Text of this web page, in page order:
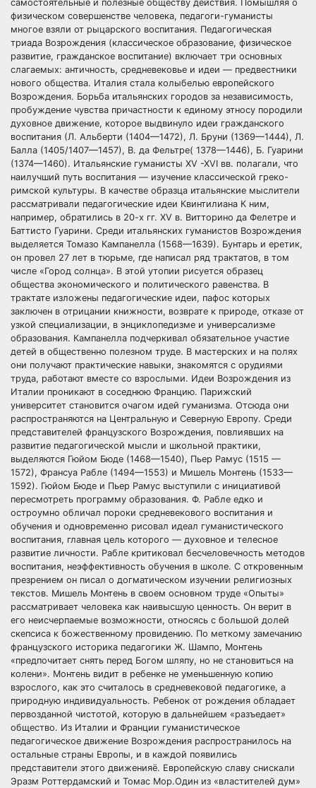
самостоятельные и полезные обществу действия. Помышляя о
физическом совершенстве человека, педагоги-гуманисты
многое взяли от рыцарского воспитания. Педагогическая
триада Возрождения (классическое образование, физическое
развитие, гражданское воспитание) включает три основных
слагаемых: античность, средневековье и идеи — предвестники
нового общества. Италия стала колыбелью европейского
Возрождения. Борьба итальянских городов за независимость,
пробуждение чувства причастности к единому этносу породили
духовное движение, которое выдвинуло идеи гражданского
воспитания (Л. Альберти (1404—1472), Л. Бруни (1369—1444), Л.
Балла (1405/1407—1457), В. да Фельтре( 1378—1446), Б. Гуарини
(1374—1460). Итальянские гуманисты XV -XVI вв. полагали, что
наилучший путь воспитания — изучение классической греко-
римской культуры. В качестве образца итальянские мыслители
рассматривали педагогические идеи Квинтилиана К ним,
например, обратились в 20-х гг. XV в. Витторино да Фелетре и
Баттисто Гуарини. Среди итальянских гуманистов Возрождения
выделяется Томазо Кампанелла (1568—1639). Бунтарь и еретик,
он провел 27 лет в тюрьме, где написал ряд трактатов, в том
числе «Город солнца». В этой утопии рисуется образец
общества экономического и политического равенства. В
трактате изложены педагогические идеи, пафос которых
заключен в отрицании книжности, возврате к природе, отказе от
узкой специализации, в энциклопедизме и универсализме
образования. Кампанелла подчеркивал обязательное участие
детей в общественно полезном труде. В мастерских и на полях
они получают практические навыки, знакомятся с орудиями
труда, работают вместе со взрослыми. Идеи Возрождения из
Италии проникают в соседнюю Францию. Парижский
университет становится очагом идей гуманизма. Отсюда они
распространяются на Центральную и Северную Европу. Среди
представителей французского Возрождения, повлиявших на
развитие педагогической мысли и школьной практики,
выделяются Гюйом Бюде (1468—1540), Пьер Рамус (1515 —
1572), Франсуа Рабле (1494—1553) и Мишель Монтень (1533—
1592). Гюйом Бюде и Пьер Рамус выступили с инициативой
пересмотреть программу образования. Ф. Рабле едко и
остроумно обличал пороки средневекового воспитания и
обучения и одновременно рисовал идеал гуманистического
воспитания, главная цель которого — духовное и телесное
развитие личности. Рабле критиковал бесчеловечность методов
воспитания, неэффективность обучения в школе. С откровенным
презрением он писал о догматическом изучении религиозных
текстов. Мишель Монтень в своем основном труде «Опыты»
рассматривает человека как наивысшую ценность. Он верит в
его неисчерпаемые возможности, относясь с большой долей
скепсиса к божественному провидению. По меткому замечанию
французского историка педагогики Ж. Шампо, Монтень
«предпочитает снять перед Богом шляпу, но не становиться на
колени». Монтень видит в ребенке не уменьшенную копию
взрослого, как это считалось в средневековой педагогике, а
природную индивидуальность. Ребенок от рождения обладает
первозданной чистотой, которую в дальнейшем «разъедает»
общество. Из Италии и Франции гуманистическое
педагогическое движение Возрождения распространилось на
остальные страны Европы, и в каждой появились
представители этого движенияё. Европейскую славу снискали
Эразм Роттердамский и Томас Мор.Один из «властителей дум»